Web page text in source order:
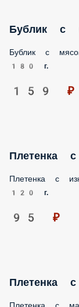
Бублик с
Бублик с мясом
180 г.
159 ₽
Плетенка
Плетенка с
120 г.
95 ₽
Плетенка с
Плетенка с